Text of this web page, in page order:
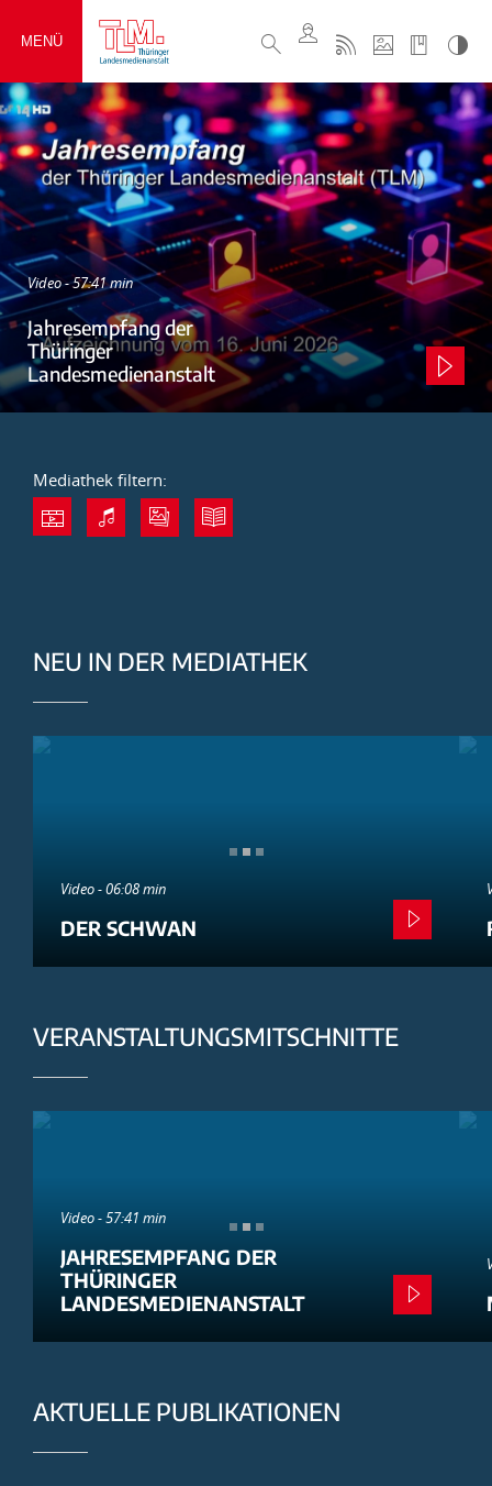
MENÜ
Video - 57:41 min
Jahresempfang der
Thüringer
Landesmedienanstalt
Mediathek filtern:
NEU IN DER MEDIATHEK
Video - 06:08 min
DER SCHWAN
VERANSTALTUNGSMITSCHNITTE
Video - 57:41 min
JAHRESEMPFANG DER
THÜRINGER
LANDESMEDIENANSTALT
AKTUELLE PUBLIKATIONEN